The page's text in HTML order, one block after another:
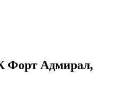
Форт Адмирал,